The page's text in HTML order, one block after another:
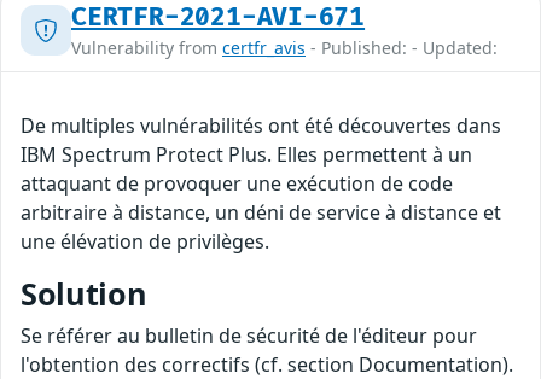
CERTFR-2021-AVI-671
Vulnerability from certfr_avis - Published: - Updated:
De multiples vulnérabilités ont été découvertes dans
IBM Spectrum Protect Plus. Elles permettent à un
attaquant de provoquer une exécution de code
arbitraire à distance, un déni de service à distance et
une élévation de privilèges.
Solution
Se référer au bulletin de sécurité de l'éditeur pour
l'obtention des correctifs (cf. section Documentation).